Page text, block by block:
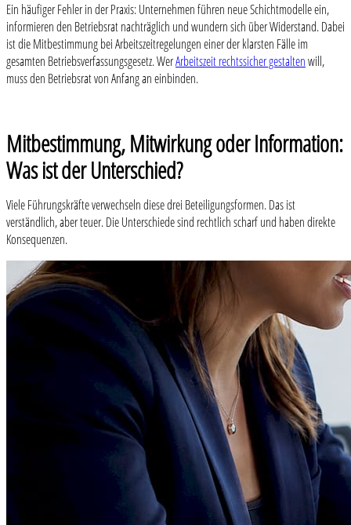
Ein häufiger Fehler in der Praxis: Unternehmen führen neue Schichtmodelle ein,
informieren den Betriebsrat nachträglich und wundern sich über Widerstand. Dabei
ist die Mitbestimmung bei Arbeitszeitregelungen einer der klarsten Fälle im
gesamten Betriebsverfassungsgesetz. WerArbeitszeit rechtssicher gestaltenwill,
muss den Betriebsrat von Anfang an einbinden.
Mitbestimmung, Mitwirkung oder Information:
Was ist der Unterschied?
Viele Führungskräfte verwechseln diese drei Beteiligungsformen. Das ist
verständlich, aber teuer. Die Unterschiede sind rechtlich scharf und haben direkte
Konsequenzen.